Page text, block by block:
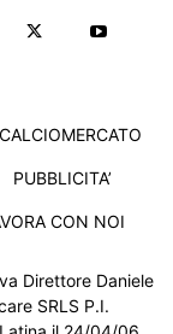
CALCIOMERCATO
PUBBLICITA’
CON NOI
Direttore Daniele
SRLS P.I.